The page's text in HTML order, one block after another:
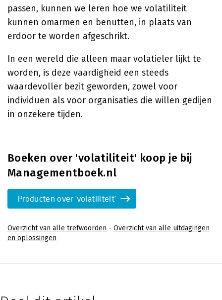
passen, kunnen we leren hoe we volatiliteit
kunnen omarmen en benutten, in plaats van
erdoor te worden afgeschrikt.
In een wereld die alleen maar volatieler lijkt te
worden, is deze vaardigheid een steeds
waardevoller bezit geworden, zowel voor
individuen als voor organisaties die willen gedijen
in onzekere tijden.
Boeken over 'volatiliteit' koop je bij
Managementboek.nl
Producten over 'volatiliteit'
Overzicht van alle trefwoorden - Overzicht van alle uitdagingen
en oplossingen